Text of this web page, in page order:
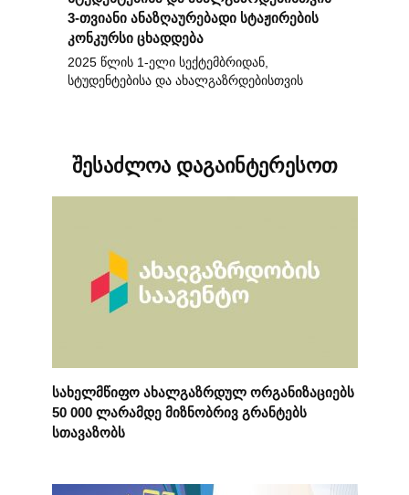
3-თვიანი ანაზღაურებადი სტაჟირების
კონკურსი ცხადდება
2025 წლის 1-ელი სექტემბრიდან,
სტუდენტებისა და ახალგაზრდებისთვის
შესაძლოა დაგაინტერესოთ
სახელმწიფო ახალგაზრდულ ორგანიზაციებს
50 000 ლარამდე მიზნობრივ გრანტებს
სთავაზობს